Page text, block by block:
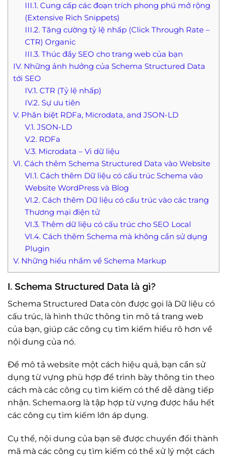
III.1. Cung cấp các đoạn trích phong phú mở rộng
(Extensive Rich Snippets)
III.2. Tăng cường tỷ lệ nhấp (Click Through Rate –
CTR) Organic
III.3. Thúc đẩy SEO cho trang web của bạn
IV. Những ảnh hưởng của Schema Structured Data
tới SEO
IV.1. CTR (Tỷ lệ nhấp)
IV.2. Sự ưu tiên
V. Phân biệt RDFa, Microdata, and JSON-LD
V.1. JSON-LD
V.2. RDFa
V.3. Microdata – Vi dữ liệu
VI. Cách thêm Schema Structured Data vào Website
VI.1. Cách thêm Dữ liệu có cấu trúc Schema vào
Website WordPress và Blog
VI.2. Cách thêm Dữ liệu có cấu trúc vào các trang
Thương mại điện tử
VI.3. Thêm dữ liệu có cấu trúc cho SEO Local
VI.4. Cách thêm Schema mà không cần sử dụng
Plugin
V. Những hiểu nhầm về Schema Markup
I. Schema Structured Data là gì?
Schema Structured Data còn được gọi là Dữ liệu có
cấu trúc, là hình thức thông tin mô tả trang web
của bạn, giúp các công cụ tìm kiếm hiểu rõ hơn về
nội dung của nó.
Để mô tả website một cách hiệu quả, bạn cần sử
dụng từ vựng phù hợp để trình bày thông tin theo
cách mà các công cụ tìm kiếm có thể dễ dàng tiếp
nhận. Schema.org là tập hợp từ vựng được hầu hết
các công cụ tìm kiếm lớn áp dụng.
Cụ thể, nội dung của bạn sẽ được chuyển đổi thành
mã mà các công cụ tìm kiếm có thể xử lý một cách